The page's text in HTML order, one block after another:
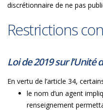
discrétionnaire de ne pas
Restrictions
Loi de 2019 sur l’Unité
En vertu de l’article 34,
le nom d’un agent
renseignement